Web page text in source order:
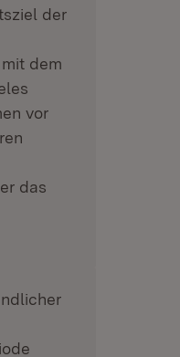
Fenster)
der
dem
vor
das